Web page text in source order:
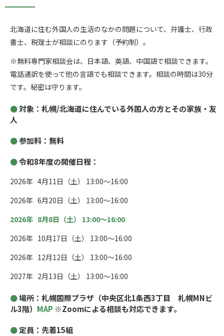
北海道に住む外国人の生活のなかの問題について、弁護士、行政
書士、税理士が相談にのります（予約制）。
※無料専門家相談会は、日本語、英語、中国語で相談できます。
電話通訳を使って他の言語でも相談できます。相談の時間は30分
です。秘密は守ります。
対象：札幌/北海道に住んでいる外国人の方とその家族・友
人
参加料：無料
令和8年度の開催日程：
2026年 4月11日（土） 13:00～16:00
2026年 6月20日（土） 13:00～16:00
2026年 8月8日（土） 13:00～16:00
2026年 10月17日（土） 13:00～16:00
2026年 12月12日（土） 13:00～16:00
2027年 2月13日（土） 13:00～16:00
場所：札幌国際プラザ（中央区北1条西3丁目 札幌MNビ
ル3階） MAP ※Zoomによる相談も対応できます。
定員：先着15組